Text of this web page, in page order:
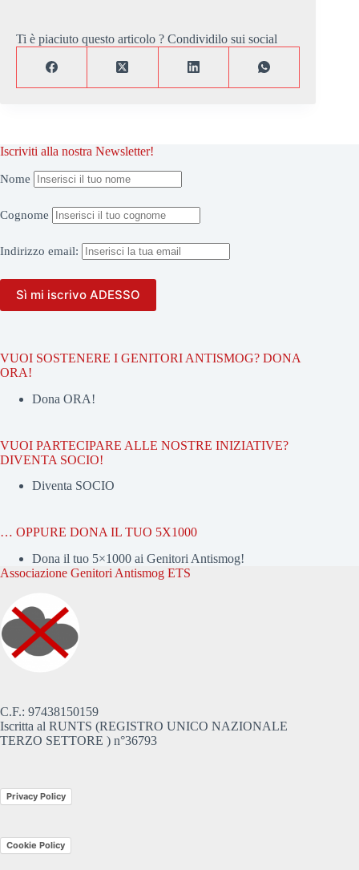
Ti è piaciuto questo articolo ? Condividilo sui social
Iscriviti alla nostra Newsletter!
Nome
Cognome
Indirizzo email:
VUOI SOSTENERE I GENITORI ANTISMOG? DONA
ORA!
Dona ORA!
VUOI PARTECIPARE ALLE NOSTRE INIZIATIVE?
DIVENTA SOCIO!
Diventa SOCIO
… OPPURE DONA IL TUO 5X1000
Dona il tuo 5×1000 ai Genitori Antismog!
Associazione Genitori Antismog ETS
C.F.: 97438150159
Iscritta al RUNTS (REGISTRO UNICO NAZIONALE
TERZO SETTORE ) n°36793
Privacy Policy
Cookie Policy